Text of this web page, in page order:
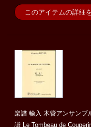
このアイテムの詳細
楽譜 輸入 木管アンサンブ
譜 Le Tombeau de